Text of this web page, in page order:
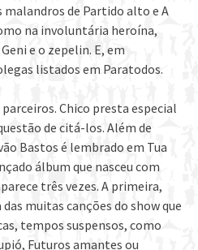
de Partido alto e A
na involuntária heroína,
e o zepelin. E, em
listados em Paratodos.
Chico presta especial
de citá-los. Além de
Bastos é lembrado em Tua
álbum que nasceu com
três vezes. A primeira,
muitas canções do show que
tempos suspensos, como
Futuros amantes ou